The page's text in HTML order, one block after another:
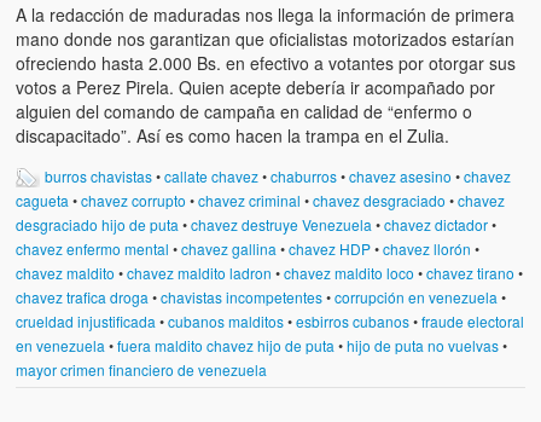
A la redacción de maduradas nos llega la información de primera
mano donde nos garantizan que oficialistas motorizados estarían
ofreciendo hasta 2.000 Bs. en efectivo a votantes por otorgar sus
votos a Perez Pirela. Quien acepte debería ir acompañado por
alguien del comando de campaña en calidad de “enfermo o
discapacitado”. Así es como hacen la trampa en el Zulia.
burros chavistas•callate chavez•chaburros•chavez asesino •chavez
cagueta •chavez corrupto •chavez criminal •chavez desgraciado •chavez
desgraciado hijo de puta •chavez destruye Venezuela •chavez dictador•
chavez enfermo mental •chavez gallina •chavez HDP•chavez llorón •
chavez maldito •chavez maldito ladron •chavez maldito loco •chavez tirano •
chavez trafica droga •chavistas incompetentes•corrupción en venezuela •
crueldad injustificada •cubanos malditos•esbirros cubanos•fraude electoral
en venezuela •fuera maldito chavez hijo de puta •hijo de puta no vuelvas•
mayor crimen financiero de venezuela